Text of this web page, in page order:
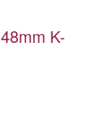
K-